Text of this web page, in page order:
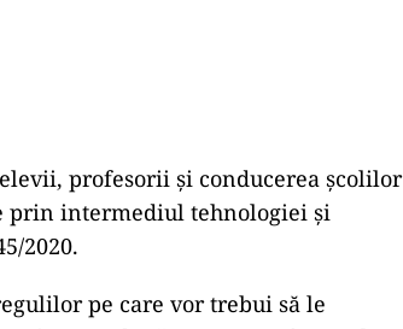
profesorii și conducerea școlilor
prin intermediul tehnologiei și
2020.
pe care vor trebui să le